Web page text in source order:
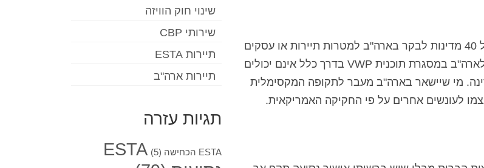
תוכנית VWP או פטור מוויזה מאפשרת לאזרחים מוסמכים של 40 מדינות לבקר בארה"ב למטרות תיירות או עסקים
ולהישאר במדינה ללא ויזה למשך 90 יום. מטיילים שנכנסים לארה"ב במסגרת תוכנית VWP בדרך כלל אינם יכולים
מי שיישאר בארה"ב מעבר לתקופה המקסימלית
שינוי חוק הוויזה
שירותי CBP
תיירות ESTA
תיירות ארה"ב
תגיות עזרה
ESTA הכחישה (5)
ESTA